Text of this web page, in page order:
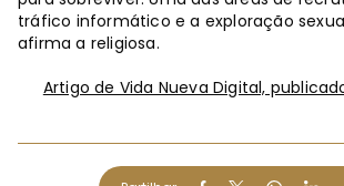
tráfico informático e a exploração
afirma a religiosa.
Artigo de Vida Nueva Digital,